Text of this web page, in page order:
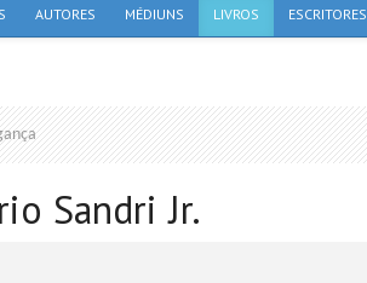
AUTORES MÉDIUNS LIVROS ESCRITORES
Sandri Jr.